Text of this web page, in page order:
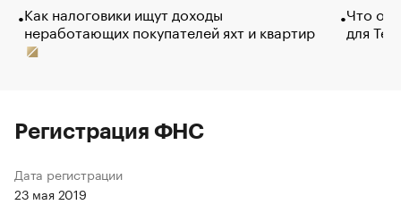
Как налоговики ищут доходы
неработающих покупателей яхт и квартир
Что
для
Регистрация ФНС
Дата регистрации
23 мая 2019